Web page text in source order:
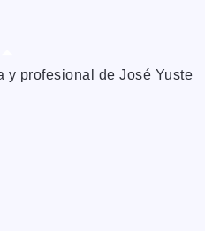
y profesional de José Yuste